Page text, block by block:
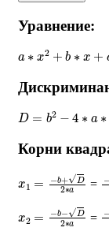
Уравнение:
2 b ∗
D= 2− a
Корни
+ D2∗ =
b−D2∗ = −